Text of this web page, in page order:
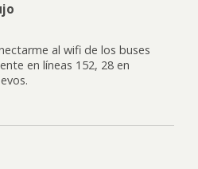
al wifi de los buses
en líneas 152, 28 en